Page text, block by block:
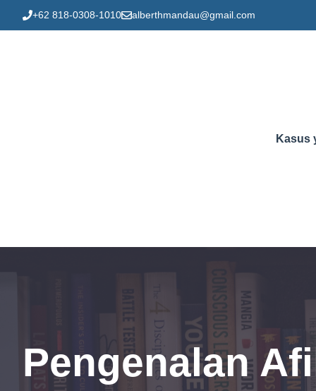
to
+62 818-0308-1010 alberthmandau@gmail.com
Kasus
Pengenalan